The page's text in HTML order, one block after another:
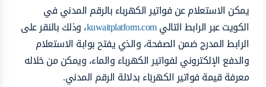
يمكن الاستعلام عن فواتير الكهرباء بالرقم المدني في
الكويت عبر الرابط التاليkuwaitplatform.com، وذلك بالنقر على
الرابط المدرج ضمن الصفحة، والذي يفتح بوابة الاستعلام
والدفع الإلكتروني لفواتير الكهرباء والماء، ويمكن من خلاله
معرفة قيمة فواتير الكهربَاء بدلالة الرقم المدني.